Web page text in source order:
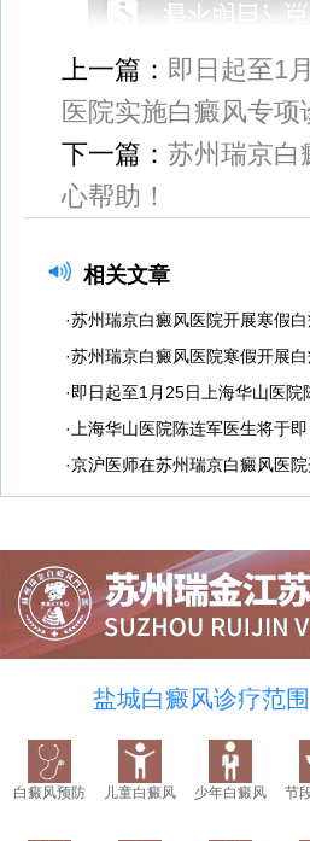
上一篇： 即日起至1
医院实施白癜风专项
下一篇： 苏州瑞京白
心帮助！
相关文章
·苏州瑞京白癜风医院开展寒假白
·苏州瑞京白癜风医院寒假开展白
·即日起至1月25日上海华山医院
·上海华山医院陈连军医生将于即
·京沪医师在苏州瑞京白癜风医
盐城白癜风诊疗范围
白癜风预防 儿童白癜风 少年白癜风 节